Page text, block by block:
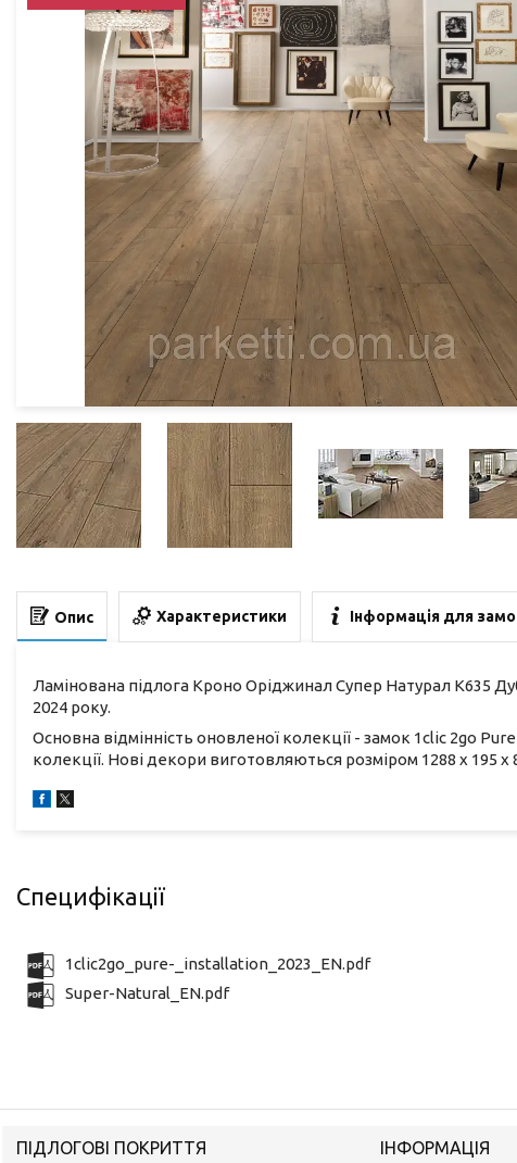
Опис Характеристики Інформація для
Ламінована підлога Кроно Оріджинал Супер Натурал K635
2024 року.
Основна відмінність оновленої колекції - замок 1clic 2go
колекції. Нові декори виготовляються розміром 1288 х 195 х
Специфікації
1clic2go_pure-_installation_2023_EN.pdf
Super-Natural_EN.pdf
ПІДЛОГОВІ ПОКРИТТЯ ІНФОРМАЦІЯ